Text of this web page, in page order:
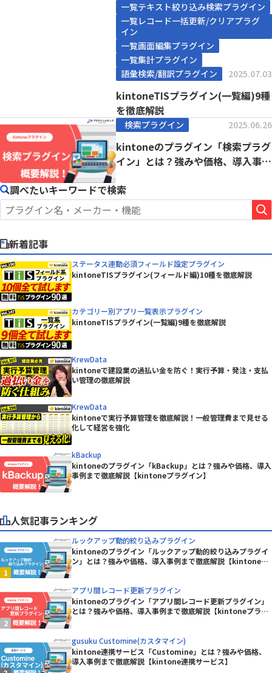
一覧テキスト絞り込み検索プラグイン
一覧レコード一括更新/クリアプラグ
イン
一覧画面編集プラグイン
一覧集計プラグイン
語彙検索/翻訳プラグイン
2025.07.03
kintoneTISプラグイン(一覧編)9種
を徹底解説
検索プラグイン 2025.06.26
kintoneのプラグイン「検索プラグ
イン」とは？強みや価格、導入事例
調べたいキーワードで検索
新着記事
ステータス連動必須フィールド設定プラグイン
kintoneTISプラグイン(フィールド編)10種を徹底解説
カテゴリー別アプリ一覧表示プラグイン
kintoneTISプラグイン(一覧編)9種を徹底解説
KrewData
kintoneで建設業の過払い金を防ぐ！実行予算・発注・支払
い管理の徹底解説
KrewData
kintoneで実行予算管理を徹底解説！一般管理費まで見せる
化して経営を強化
kBackup
kintoneのプラグイン「kBackup」とは？強みや価格、導入
事例まで徹底解説【kintoneプラグイン】
人気記事ランキング
ルックアップ動的絞り込みプラグイン
kintoneのプラグイン「ルックアップ動的絞り込みプラグイ
ン」とは？強みや価格、導入事例まで徹底解説【kintoneプ
アプリ間レコード更新プラグイン
kintoneのプラグイン「アプリ間レコード更新プラグイン」
とは？強みや価格、導入事例まで徹底解説【kintoneプラグ
gusuku Customine(カスタマイン)
kintone連携サービス「Customine」とは？強みや価格、
導入事例まで徹底解説【kintone連携サービス】